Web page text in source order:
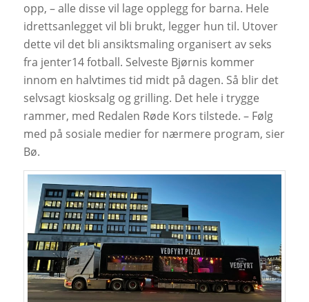
opp, – alle disse vil lage opplegg for barna. Hele
idrettsanlegget vil bli brukt, legger hun til. Utover
dette vil det bli ansiktsmaling organisert av seks
fra jenter14 fotball. Selveste Bjørnis kommer
innom en halvtimes tid midt på dagen. Så blir det
selvsagt kiosksalg og grilling. Det hele i trygge
rammer, med Redalen Røde Kors tilstede. – Følg
med på sosiale medier for nærmere program, sier
Bø.